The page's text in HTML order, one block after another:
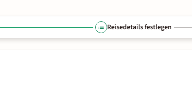
Reisedetails festlegen